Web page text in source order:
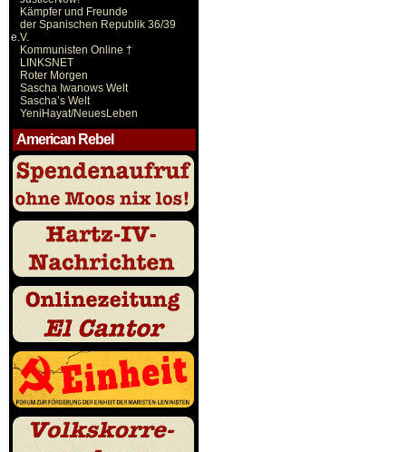
Kämpfer und Freunde
der Spanischen Republik 36/39
e.V.
Kommunisten Online †
LINKSNET
Roter Morgen
Sascha Iwanows Welt
Sascha’s Welt
YeniHayat/NeuesLeben
American Rebel